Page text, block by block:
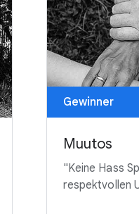
Gewinner
Muutos
"Keine Hass
respektvollen